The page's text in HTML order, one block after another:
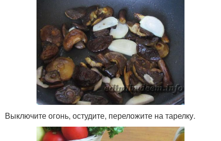
Выключите огонь, остудите, переложите на тарелку.